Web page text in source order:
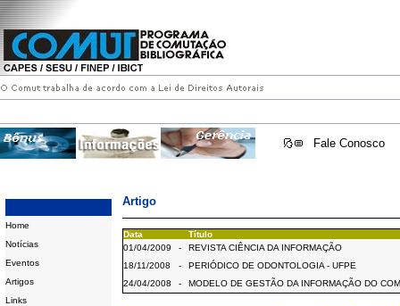
Fale Conosco
Home
Notícias
Eventos
Artigos
Links
Artigo
Data
Título
01/04/2009
-
REVISTA CIÊNCIA DA INFORMAÇÃO
18/11/2008
-
PERIÓDICO DE ODONTOLOGIA - UFPE
24/04/2008
- MODELO DE GESTÃO DA INFORMAÇÃO DO